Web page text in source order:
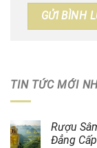
TIN TỨC MỚI
Rượu
Đẳng